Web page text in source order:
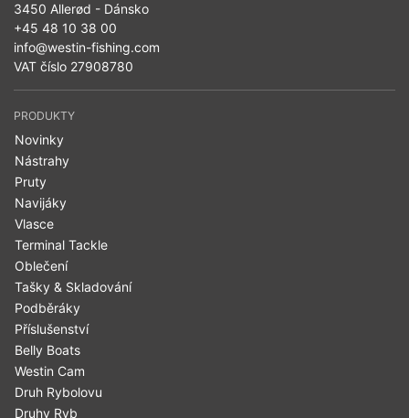
3450 Allerød - Dánsko
+45 48 10 38 00
info@westin-fishing.com
VAT číslo 27908780
PRODUKTY
Novinky
Nástrahy
Pruty
Navijáky
Vlasce
Terminal Tackle
Oblečení
Tašky & Skladování
Podběráky
Příslušenství
Belly Boats
Westin Cam
Druh Rybolovu
Druhy Ryb